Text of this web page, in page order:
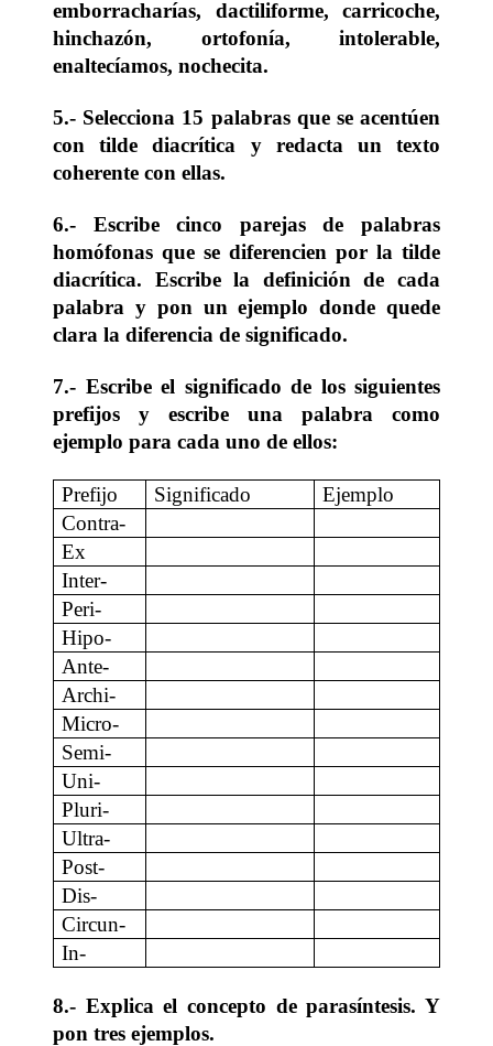
emborracharías, dactiliforme, carricoche,
hinchazón, ortofonía, intolerable,
enaltecíamos, nochecita.
5.- Selecciona 15 palabras que se acentúen
con tilde diacrítica y redacta un texto
coherente con ellas.
6.- Escribe cinco parejas de palabras
homófonas que se diferencien por la tilde
diacrítica. Escribe la definición de cada
palabra y pon un ejemplo donde quede
clara la diferencia de significado.
7.- Escribe el significado de los siguientes
prefijos y escribe una palabra como
ejemplo para cada uno de ellos:
Prefijo Significado
Ejemplo
Contra-
Ex
Inter-
Peri-
Hipo-
Ante-
Archi-
Micro-
Semi-
Uni-
Pluri-
Ultra-
Post-
Dis-
Circun-
In-
8.- Explica el concepto de parasíntesis. Y
pon tres ejemplos.